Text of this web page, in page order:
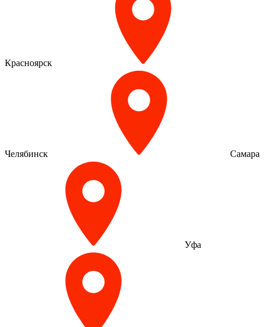
Красноярск
Челябинск Самара
Уфа